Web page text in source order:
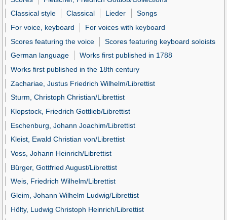
Classical style
Classical Lieder
Songs
For voice, keyboard
For voices with keyboard
Scores featuring the voice
Scores featuring keyboard soloists
German language
Works first published in 1788
Works first published in the 18th century
Zachariae, Justus Friedrich Wilhelm/Librettist
Sturm, Christoph Christian/Librettist
Klopstock, Friedrich Gottlieb/Librettist
Eschenburg, Johann Joachim/Librettist
Kleist, Ewald Christian von/Librettist
Voss, Johann Heinrich/Librettist
Bürger, Gottfried August/Librettist
Weis, Friedrich Wilhelm/Librettist
Gleim, Johann Wilhelm Ludwig/Librettist
Hölty, Ludwig Christoph Heinrich/Librettist